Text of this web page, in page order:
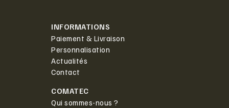
INFORMATIONS
Paiement & Livraison
Personnalisation
Actualités
Contact
COMATEC
Qui sommes-nous ?